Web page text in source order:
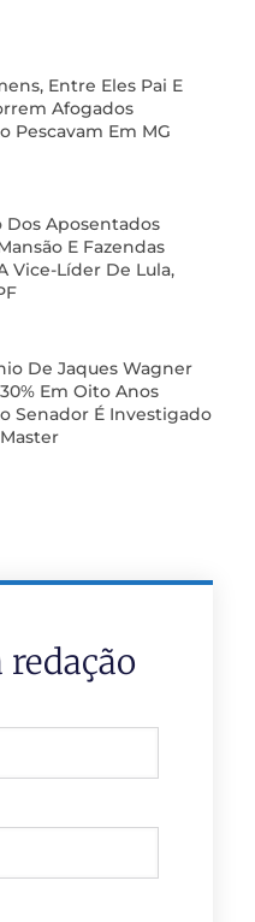
Entre Eles Pai E
Afogados
Pescavam Em MG
Dos Aposentados
E Fazendas
Vice-Líder De Lula,
De Jaques Wagner
Em Oito Anos
Senador É Investigado
redação